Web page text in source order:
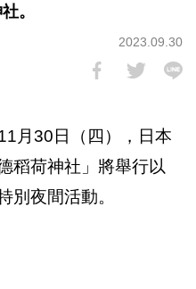
。
2023.09.30
月30日（四），日本
稻荷神社」將舉行以
別夜間活動。